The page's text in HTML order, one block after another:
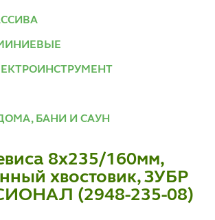
БАНИ И САУН
8x235/160мм,
хвостовик, ЗУБР
(2948-235-08)